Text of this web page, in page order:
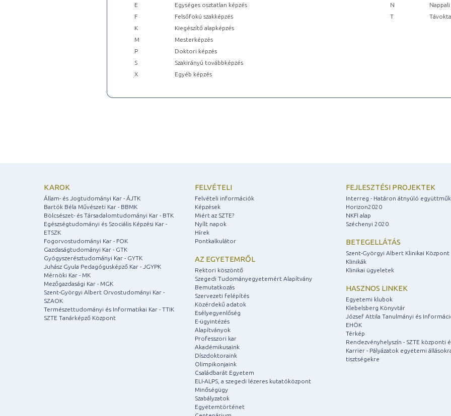
E
Egységes osztatlan képzés N
Nappali
F
Felsőfokú szakképzés T
K
Kiegészítő alapképzés
M
Mesterképzés
P
Doktori képzés
S
Szakirányú továbbképzés
X
Egyéb képzés
KAROK
Állam- és Jogtudományi Kar - ÁJTK
Bartók Béla Művészeti Kar - BBMK
Bölcsészet- és Társadalomtudományi Kar - BTK
Egészségtudományi és Szociális Képzési Kar -
ETSZK
Fogorvostudományi Kar - FOK
Gazdaságtudományi Kar - GTK
Gyógyszerésztudományi Kar - GYTK
Juhász Gyula Pedagógusképző Kar - JGYPK
Mérnöki Kar - MK
Mezőgazdasági Kar - MGK
Szent-Györgyi Albert Orvostudományi Kar -
SZAOK
Természettudományi és Informatikai Kar - TTIK
SZTE Tanárképző Központ
FELVÉTELI
Felvételi információk
Képzések
Miért az SZTE?
Nyílt napok
Hírek
Pontkalkulátor
AZ EGYETEMRŐL
Rektori köszöntő
Szegedi Tudományegyetemért Alapítvány
Bemutatkozás
Szervezeti felépítés
Közérdekű adatok
Esélyegyenlőség
E-ügyintézés
Alapítványok
Professzori kar
Akadémikusaink
Díszdoktoraink
Olimpikonjaink
Családbarát Egyetem
ELI-ALPS, a szegedi lézeres kutatóközpont
Minőségügy
Szabályzatok
Egyetemtörténet
FEJLESZTÉSI PROJEKTEK
Interreg - Határon átnyúló
Horizon2020
NKFI alap
Széchenyi 2020
BETEGELLÁTÁS
Szent-Györgyi Albert Klinikai Központ
Klinikák
Klinikai ügyeletek
HASZNOS LINKEK
Egyetemi klubok
Klebelsberg Könyvtár
József Attila Tanulmányi és
EHÖK
Térkép
Rendezvényhelyszín - SZTE központi
Karrier - Pályázatok egyetemi
tisztségekre